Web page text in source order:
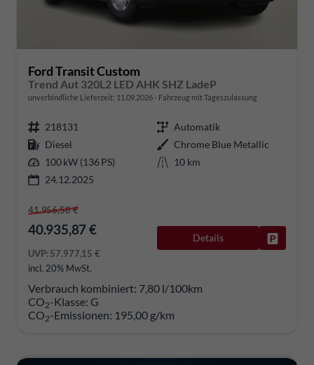
Ford Transit Custom
Trend Aut 320L2 LED AHK SHZ LadeP
unverbindliche Lieferzeit: 11.09.2026 Fahrzeug mit Tageszulassung
218131
Automatik
Diesel
Chrome Blue Metallic
100 kW (136 PS)
10 km
24.12.2025
41.956,58 €
40.935,87 €
UVP:57.977,15 €
incl. 20% MwSt.
Details
Verbrauch kombiniert: 7,80 l/100km
CO2-Klasse: G
CO2-Emissionen: 195,00 g/km